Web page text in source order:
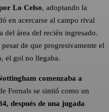
Lo Celso, adoptando la
en acercarse al campo rival
del área del recién ingresado.
de que progresivamente el
el gol no llegaba.
comenzaba a
Fornals se sintió como un
después de una jugada